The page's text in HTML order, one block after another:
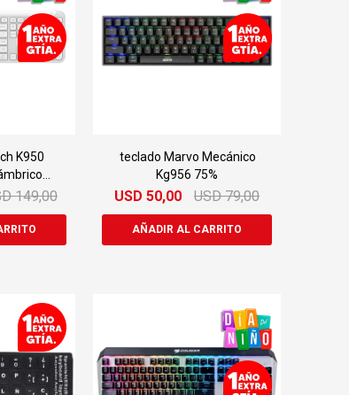
K950
149,00
teclado Marvo Mecánico
Kg956 75%
USD 50,00 USD 79,00